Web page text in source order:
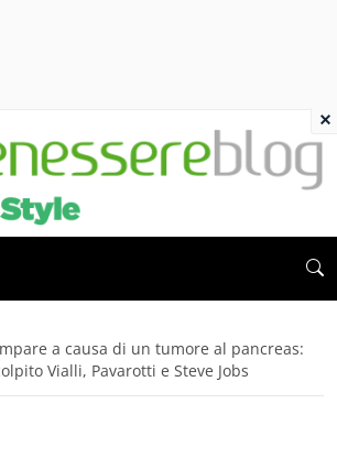
a causa di un tumore al pancreas:
Vialli, Pavarotti e Steve Jobs
×